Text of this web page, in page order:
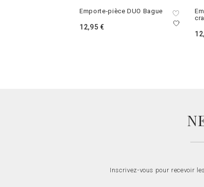
Emporte-pièce DUO Bague
12,95 €
Inscrivez-vous pour recevoir